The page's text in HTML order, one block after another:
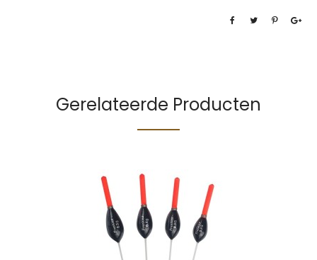
Gerelateerde Producten